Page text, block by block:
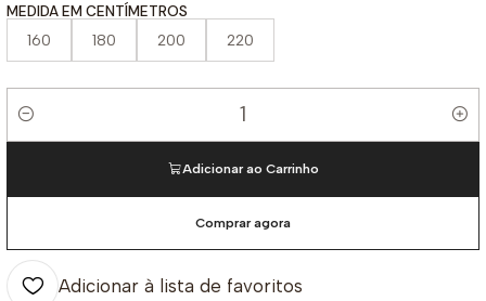
MEDIDA EM CENTÍMETROS
160 180 200 220
Quantidade
Adicionar ao Carrinho
Comprar agora
Adicionar à lista de favoritos